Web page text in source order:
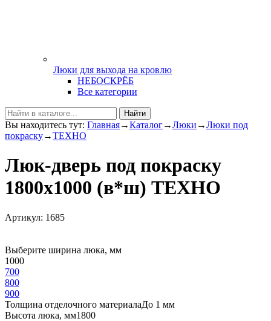
Люки для выхода на кровлю
НЕБОСКРЁБ
Все категории
Найти
Вы находитесь тут: Главная→Каталог→Люки →Люки под
покраску→ТЕХНО
Люк-дверь под покраску
1800х1000 (в*ш) ТЕХНО
Артикул: 1685
Выберите ширина люка, мм
1000
700
800
900
Толщина отделочного материалаДо 1 мм
Высота люка, мм1800